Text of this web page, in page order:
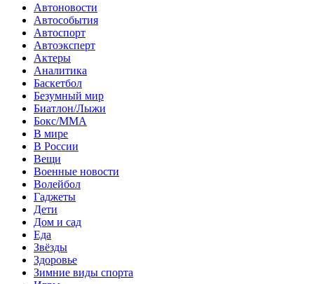
Автоновости
Автособытия
Автоспорт
Автоэксперт
Актеры
Аналитика
Баскетбол
Безумный мир
Биатлон/Лыжи
Бокс/MMA
В мире
В России
Вещи
Военные новости
Волейбол
Гаджеты
Дети
Дом и сад
Еда
Звёзды
Здоровье
Зимние виды спорта